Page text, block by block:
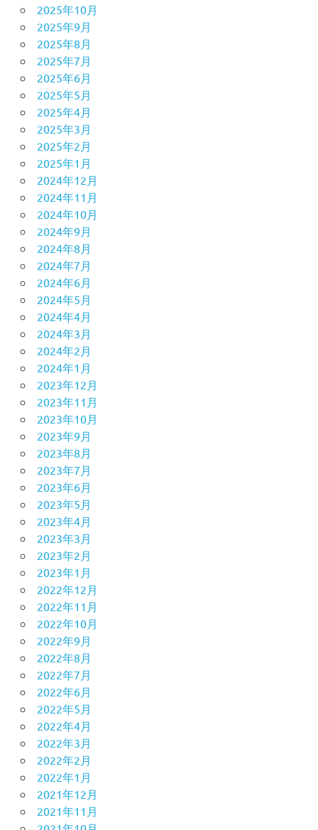
2025年10月
2025年9月
2025年8月
2025年7月
2025年6月
2025年5月
2025年4月
2025年3月
2025年2月
2025年1月
2024年12月
2024年11月
2024年10月
2024年9月
2024年8月
2024年7月
2024年6月
2024年5月
2024年4月
2024年3月
2024年2月
2024年1月
2023年12月
2023年11月
2023年10月
2023年9月
2023年8月
2023年7月
2023年6月
2023年5月
2023年4月
2023年3月
2023年2月
2023年1月
2022年12月
2022年11月
2022年10月
2022年9月
2022年8月
2022年7月
2022年6月
2022年5月
2022年4月
2022年3月
2022年2月
2022年1月
2021年12月
2021年11月